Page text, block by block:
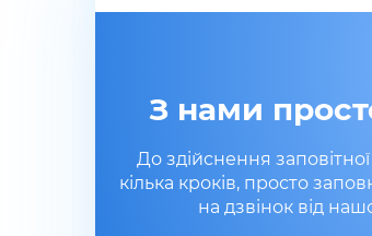
З нами
До здійснення
кілька кроків, просто
на дзвінок від